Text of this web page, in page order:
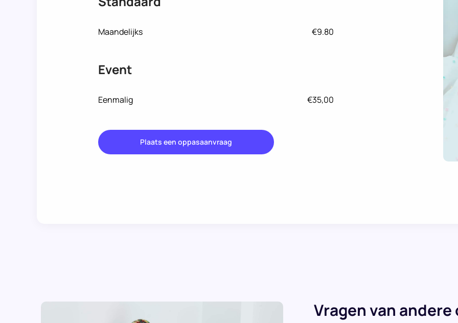
Maandelijks €9.80
Event
Eenmalig €35,00
Plaats een oppasaanvraag
Vragen van andere